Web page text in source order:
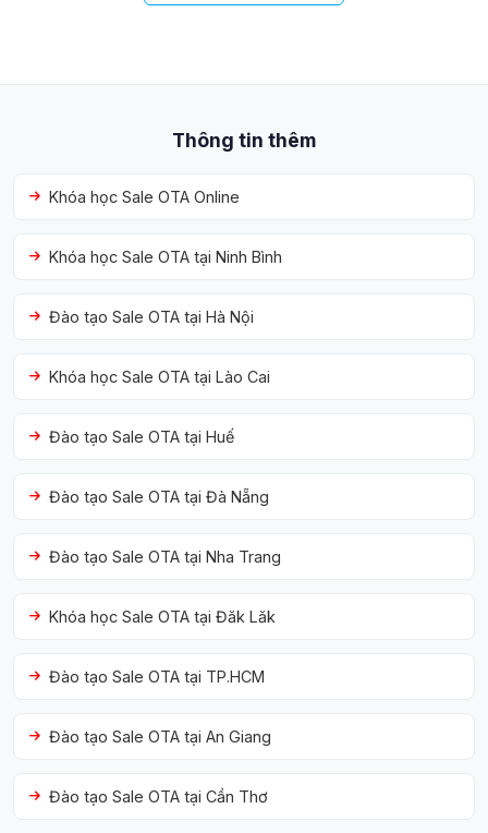
Thông tin thêm
Khóa học Sale OTA Online
Khóa học Sale OTA tại Ninh Bình
Đào tạo Sale OTA tại Hà Nội
Khóa học Sale OTA tại Lào Cai
Đào tạo Sale OTA tại Huế
Đào tạo Sale OTA tại Đà Nẵng
Đào tạo Sale OTA tại Nha Trang
Khóa học Sale OTA tại Đăk Lăk
Đào tạo Sale OTA tại TP.HCM
Đào tạo Sale OTA tại An Giang
Đào tạo Sale OTA tại Cần Thơ